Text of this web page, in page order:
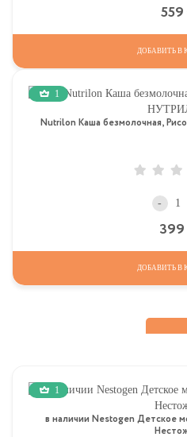
559
ДОБАВИТЬ В
1
Nutrilon Каша безмолочная,
-
399
ДОБАВИТЬ В
1
в наличии Nestogen Детское